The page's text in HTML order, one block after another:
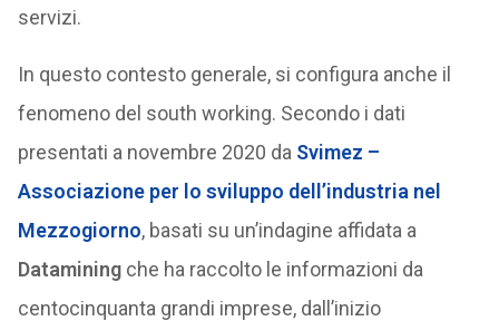
servizi.
In questo contesto generale, si configura anche il
fenomeno del south working. Secondo i dati
presentati a novembre 2020 da Svimez –
Associazione per lo sviluppo dell’industria nel
Mezzogiorno, basati su un’indagine affidata a
Dataminingche ha raccolto le informazioni da
centocinquanta grandi imprese, dall’inizio